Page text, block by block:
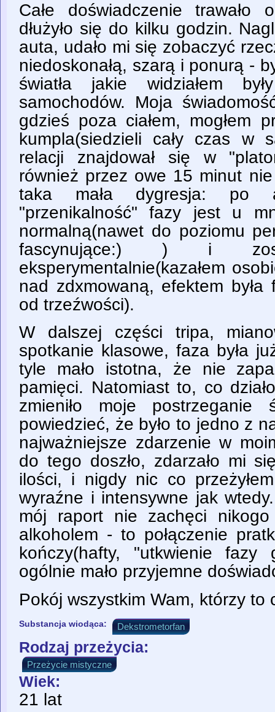
Całe doświadczenie
dłużyło się do kilku godzin.
auta, udało mi się zobaczyć
niedoskonałą, szarą i ponurą -
światła jakie widziałem
samochodów. Moja
gdzieś poza ciałem, mogłem
kumpla(siedzieli cały czas w
relacji znajdował się w
również przez owe 15 minut
taka mała dygresja: po
"przenikalność" fazy jest u
normalną(nawet do poziomu
fascynujące:) ) i
eksperymentalnie(kazałem
nad zdxmowaną, efektem
od trzeźwości).
W dalszej części tripa,
spotkanie klasowe, faza była
tyle mało istotna, że nie
pamięci. Natomiast to, co
zmieniło moje postrzeganie
powiedzieć, że było to jedno z
najważniejsze zdarzenie w
do tego doszło, zdarzało mi
ilości, i nigdy nic co
wyraźne i intensywne jak
mój raport nie zachęci
alkoholem - to połączenie
kończy(hafty, "utkwienie fazy
ogólnie mało przyjemne
Pokój wszystkim Wam, którzy to
Substancja wiodąca: Dekstrometorfan
Rodzaj przeżycia:
Przeżycie mistyczne
Wiek:
21 lat